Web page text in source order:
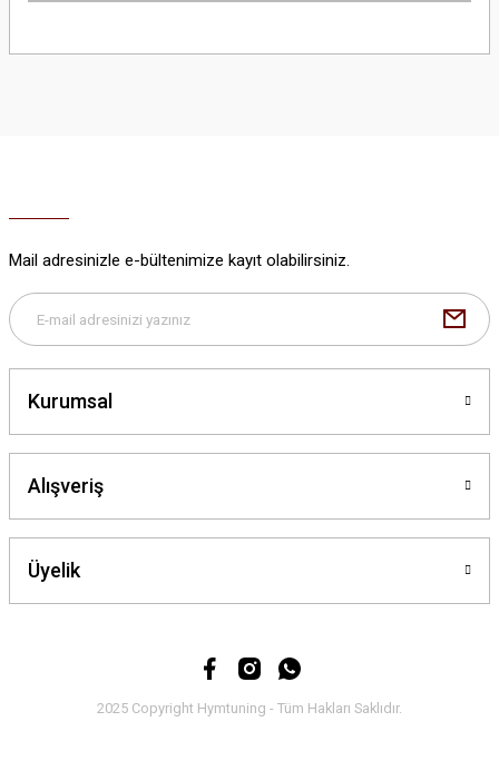
yetersiz gördüğünüz noktaları öneri formunu kullanarak tarafımıza
Bu ürüne benzer farklı alternatifler olmalı.
Mail adresinizle e-bültenimize kayıt olabilirsiniz.
Kurumsal
Alışveriş
Üyelik
2025 Copyright Hymtuning - Tüm Hakları Saklıdır.